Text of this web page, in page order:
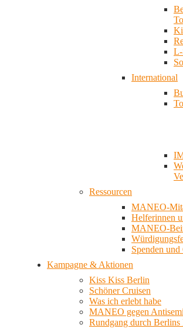
L-
International
Ressourcen
MANEO-
Helferinnen
MANEO-
Spenden
Kampagne & Aktionen
Kiss Kiss Berlin
Schöner Cruisen
Was ich erlebt habe
MANEO gegen
Rundgang durch Berlins